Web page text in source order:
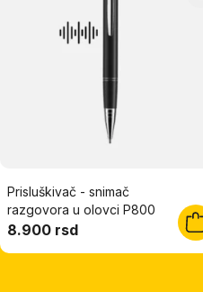
Prisluškivač - snimač
razgovora u olovci P800
8.900 rsd